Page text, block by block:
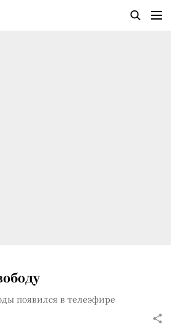
появился в телеэфире